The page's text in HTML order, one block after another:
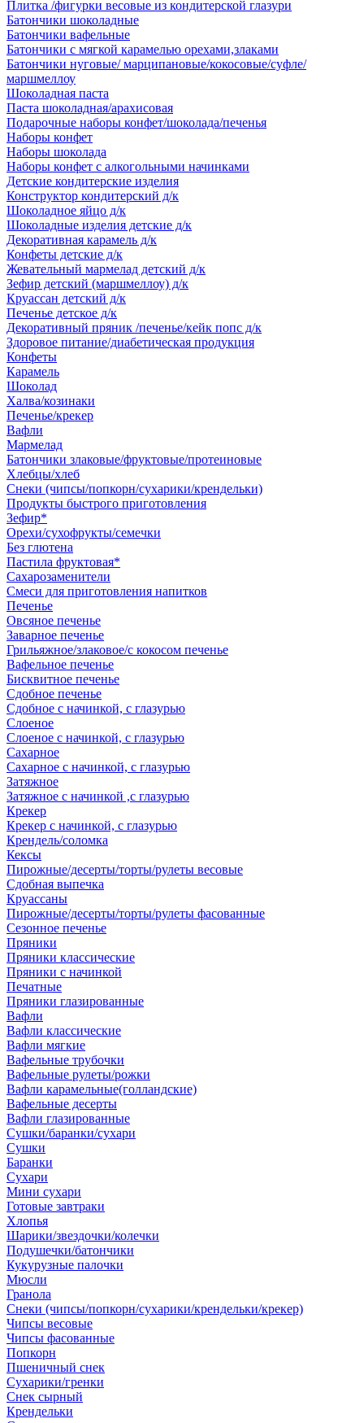
Плитка /фигурки весовые из кондитерской глазури
Батончики шоколадные
Батончики вафельные
Батончики с мягкой карамелью орехами,злаками
Батончики нуговые/ марципановые/кокосовые/суфле/
маршмеллоу
Шоколадная паста
Паста шоколадная/арахисовая
Подарочные наборы конфет/шоколада/печенья
Наборы конфет
Наборы шоколада
Наборы конфет с алкогольными начинками
Детские кондитерские изделия
Конструктор кондитерский д/к
Шоколадное яйцо д/к
Шоколадные изделия детские д/к
Декоративная карамель д/к
Конфеты детские д/к
Жевательный мармелад детский д/к
Зефир детский (маршмеллоу) д/к
Круассан детский д/к
Печенье детское д/к
Декоративный пряник /печенье/кейк попс д/к
Здоровое питание/диабетическая продукция
Конфеты
Карамель
Шоколад
Халва/козинаки
Печенье/крекер
Вафли
Мармелад
Батончики злаковые/фруктовые/протеиновые
Хлебцы/хлеб
Снеки (чипсы/попкорн/сухарики/крендельки)
Продукты быстрого приготовления
Зефир*
Орехи/сухофрукты/семечки
Без глютена
Пастила фруктовая*
Сахарозаменители
Смеси для приготовления напитков
Печенье
Овсяное печенье
Заварное печенье
Грильяжное/злаковое/с кокосом печенье
Вафельное печенье
Бисквитное печенье
Сдобное печенье
Сдобное с начинкой, с глазурью
Слоеное
Слоеное с начинкой, с глазурью
Сахарное
Сахарное с начинкой, с глазурью
Затяжное
Затяжное с начинкой ,с глазурью
Крекер
Крекер с начинкой, с глазурью
Крендель/соломка
Кексы
Пирожные/десерты/торты/рулеты весовые
Сдобная выпечка
Круассаны
Пирожные/десерты/торты/рулеты фасованные
Сезонное печенье
Пряники
Пряники классические
Пряники с начинкой
Печатные
Пряники глазированные
Вафли
Вафли классические
Вафли мягкие
Вафельные трубочки
Вафельные рулеты/рожки
Вафли карамельные(голландские)
Вафельные десерты
Вафли глазированные
Сушки/баранки/сухари
Сушки
Баранки
Сухари
Мини сухари
Готовые завтраки
Хлопья
Шарики/звездочки/колечки
Подушечки/батончики
Кукурузные палочки
Мюсли
Гранола
Снеки (чипсы/попкорн/сухарики/крендельки/крекер)
Чипсы весовые
Чипсы фасованные
Попкорн
Пшеничный снек
Сухарики/гренки
Снек сырный
Крендельки